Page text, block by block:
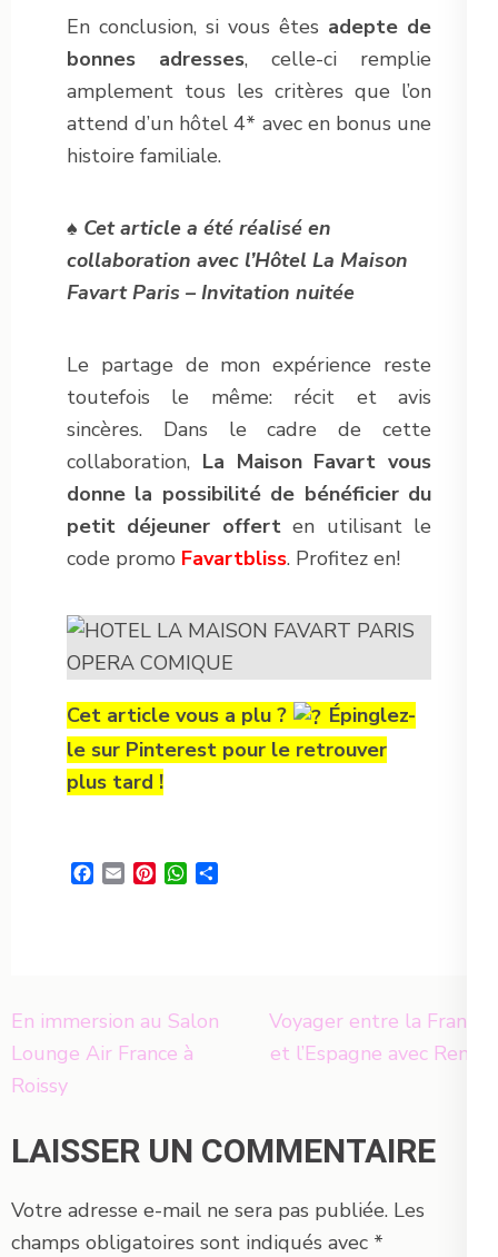
En conclusion, si vous êtes adepte de
bonnes adresses, celle-ci remplie
amplement tous les critères que l’on
attend d’un hôtel 4* avec en bonus une
histoire familiale.
♠ Cet article a été réalisé en
collaboration avec l’Hôtel La Maison
Favart Paris – Invitation nuitée
Le partage de mon expérience reste
toutefois le même: récit et avis
sincères. Dans le cadre de cette
collaboration, La Maison Favart vous
donne la possibilité de bénéficier du
petit déjeuner offerten utilisant le
code promo Favartbliss. Profitez en!
Cet article vous a plu ?
Épinglez-
le sur Pinterest pour le retrouver
plus tard !
Facebook
Email PinterestWhatsApp
Navigation
de
l’article
En immersion au Salon
Lounge Air France à
Roissy
Voyager entre la France
et l’Espagne avec Renfe
LAISSER UN COMMENTAIRE
Votre adresse e-mail ne sera pas publiée. Les
champs obligatoires sont indiqués avec *